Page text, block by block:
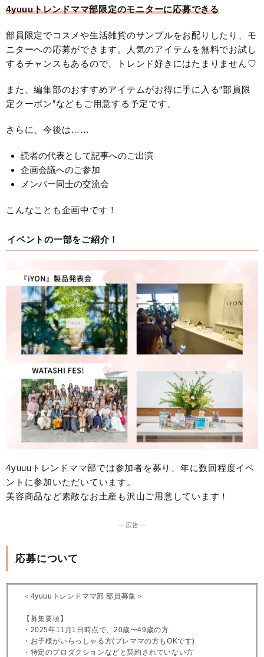
4yuuuトレンドママ部限定のモニターに応募できる
部員限定でコスメや生活雑貨のサンプルをお配りしたり、モ
ニターへの応募ができます。人気のアイテムを無料でお試し
するチャンスもあるので、トレンド好きにはたまりません♡
また、編集部のおすすめアイテムがお得に手に入る“部員限
定クーポン”などもご用意する予定です。
さらに、今後は……
読者の代表として記事へのご出演
企画会議へのご参加
メンバー同士の交流会
こんなことも企画中です！
イベントの一部をご紹介！
4yuuuトレンドママ部では参加者を募り、年に数回程度イベ
ントに参加いただいています。
美容商品など素敵なお土産も沢山ご用意しています！
― 広告 ―
応募について
＜4yuuuトレンドママ部 部員募集＞
【募集要項】
・2025年11月1日時点で、20歳〜49歳の方
・お子様がいらっしゃる方(プレママの方もOKです)
・特定のプロダクションなどと契約されていない方